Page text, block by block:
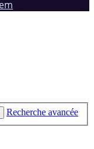
Recherche avancée